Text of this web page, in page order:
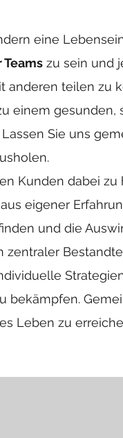
eine
Teams zu sein und
anderen teilen zu
einem gesunden,
Sie uns
Kunden dabei zu
eigener
und die
zentraler
bekämpfen.
Leben zu